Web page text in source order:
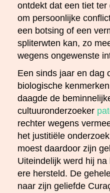
ontdekt dat een tiet
om persoonlijke
een botsing of een
spliterwten kan, zo
wegens ongewenste
Een sinds jaar en dag
biologische
daagde de
cultuuronderzoeker
rechter wegens
het justitiële
moest daardoor zijn
Uiteindelijk werd hij
ere hersteld. De
naar zijn geliefde